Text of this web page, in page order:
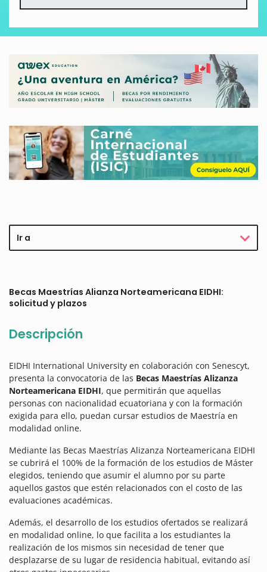
Ir a
Becas Maestrías Alianza Norteamericana EIDHI:
solicitud y plazos
Descripción
EIDHI International University en colaboración con Senescyt,
presenta la convocatoria de las Becas Maestrías Alizanza
Norteamericana EIDHI, que permitirán que aquellas
personas con nacionalidad ecuatoriana y con la formación
exigida para ello, puedan cursar estudios de Maestría en
modalidad online.
Mediante las Becas Maestrías Alizanza Norteamericana EIDHI
se cubrirá el 100% de la formación de los estudios de Máster
elegidos, teniendo que asumir el alumno por su parte
aquellos gastos que estén relacionados con el costo de las
evaluaciones académicas.
Además, el desarrollo de los estudios ofertados se realizará
en modalidad online, lo que facilita a los estudiantes la
realización de los mismos sin necesidad de tener que
desplazarse de su lugar de residencia habitual, evitando así